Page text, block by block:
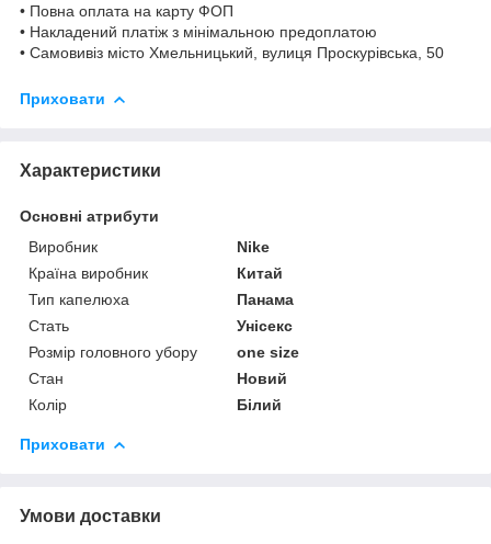
• Повна оплата на карту ФОП
• Накладений платіж з мінімальною предоплатою
• Самовивіз місто Хмельницький, вулиця Проскурівська, 50
Приховати
Характеристики
Основні атрибути
Виробник
Nike
Країна виробник
Китай
Тип капелюха
Панама
Стать
Унісекс
Розмір головного убору
one size
Стан
Новий
Колір
Білий
Приховати
Умови доставки